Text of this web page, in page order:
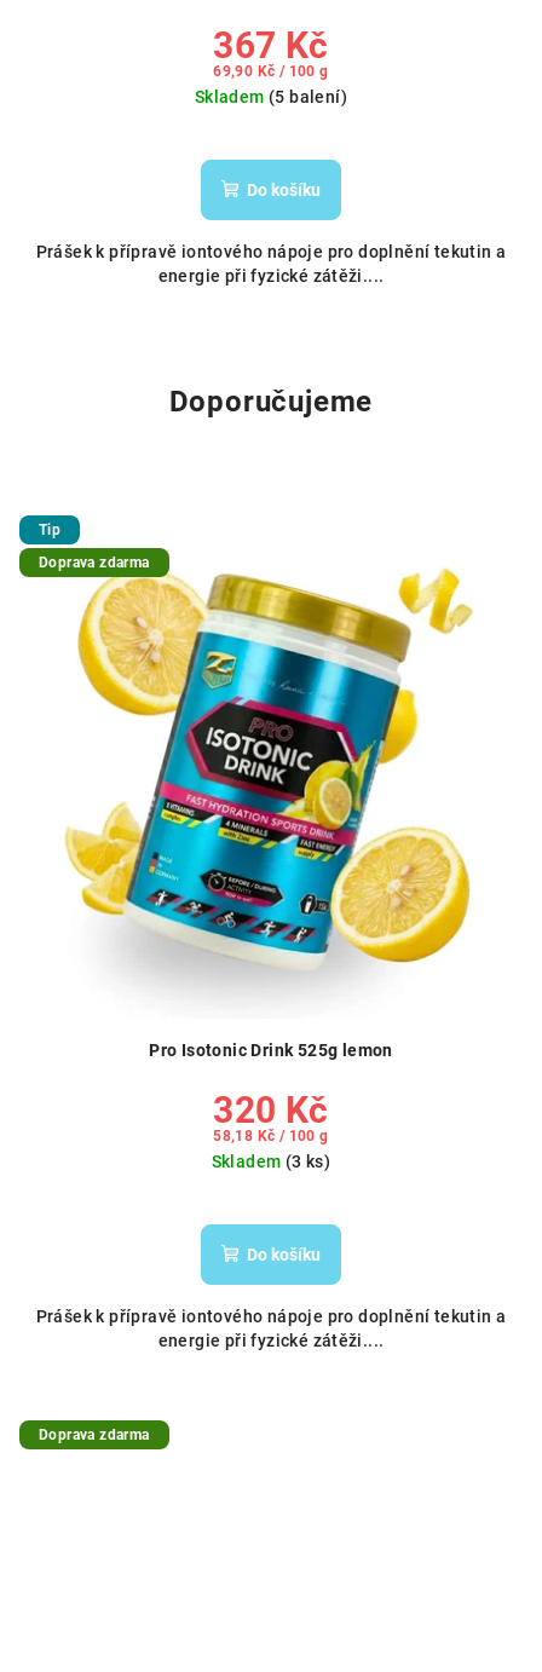
367 Kč
Měrná
69,90 Kč / 100 g
Skladem (5 balení)
Do košíku
Prášek k přípravě iontového nápoje pro doplnění tekutin a
energie při fyzické zátěži....
Doporučujeme
Tip
Doprava zdarma
Pro Isotonic Drink 525g lemon
320 Kč
Měrná
58,18 Kč / 100 g
Skladem (3 ks)
Do košíku
Prášek k přípravě iontového nápoje pro doplnění tekutin a
energie při fyzické zátěži....
Doprava zdarma